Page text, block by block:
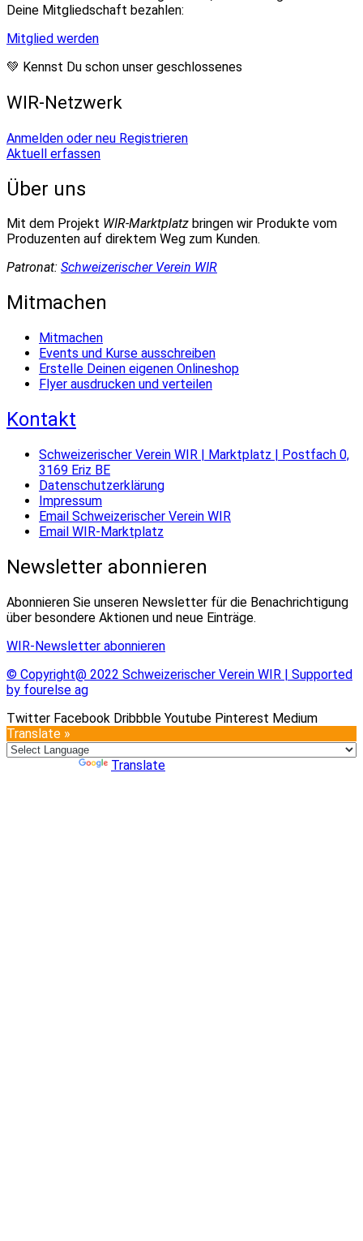
Deine Mitgliedschaft bezahlen:
Mitglied werden
💚 Kennst Du schon unser geschlossenes
WIR-Netzwerk
Anmelden oder neu Registrieren
Aktuell erfassen
Über uns
Mit dem Projekt WIR-Marktplatz bringen wir Produkte vom
Produzenten auf direktem Weg zum Kunden.
Patronat: Schweizerischer Verein WIR
Mitmachen
Mitmachen
Events und Kurse ausschreiben
Erstelle Deinen eigenen Onlineshop
Flyer ausdrucken und verteilen
Kontakt
Schweizerischer Verein WIR | Marktplatz | Postfach 0,
3169 Eriz BE
Datenschutzerklärung
Impressum
Email Schweizerischer Verein WIR
Email WIR-Marktplatz
Newsletter abonnieren
Abonnieren Sie unseren Newsletter für die Benachrichtigung
über besondere Aktionen und neue Einträge.
WIR-Newsletter abonnieren
© Copyright@ 2022 Schweizerischer Verein WIR | Supported
by fourelse ag
Twitter Facebook Dribbble Youtube Pinterest Medium
Translate »
Translate